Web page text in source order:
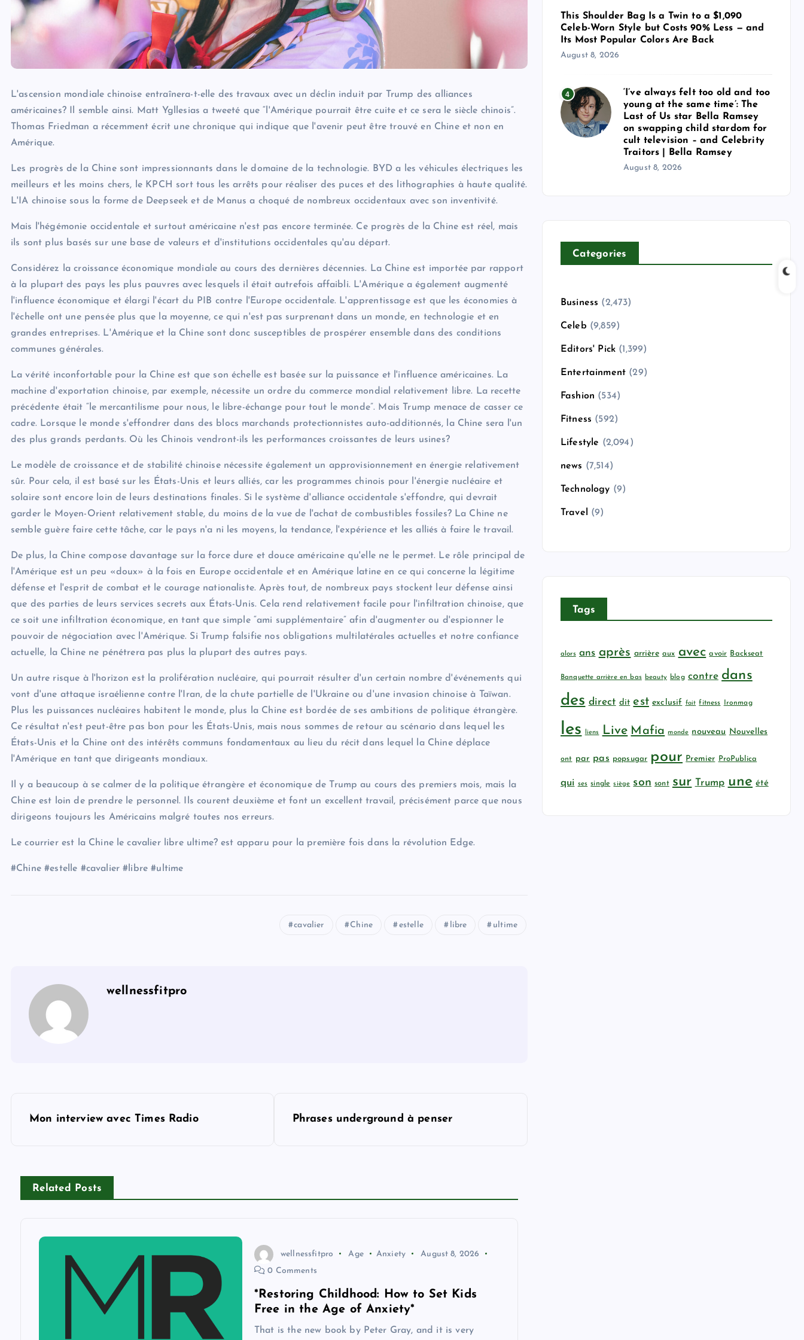
L'ascension mondiale chinoise entraînera-t-elle des travaux avec un déclin induit par Trump des alliances
américaines? Il semble ainsi. Matt Ygllesias a tweeté que “l'Amérique pourrait être cuite et ce sera le siècle chinois”.
Thomas Friedman a récemment écrit une chronique qui indique que l'avenir peut être trouvé en Chine et non en
Amérique.
Les progrès de la Chine sont impressionnants dans le domaine de la technologie. BYD a les véhicules électriques les
meilleurs et les moins chers, le KPCH sort tous les arrêts pour réaliser des puces et des lithographies à haute qualité.
L'IA chinoise sous la forme de Deepseek et de Manus a choqué de nombreux occidentaux avec son inventivité.
Mais l'hégémonie occidentale et surtout américaine n'est pas encore terminée. Ce progrès de la Chine est réel, mais
ils sont plus basés sur une base de valeurs et d'institutions occidentales qu'au départ.
Considérez la croissance économique mondiale au cours des dernières décennies. La Chine est importée par rapport
à la plupart des pays les plus pauvres avec lesquels il était autrefois affaibli. L'Amérique a également augmenté
l'influence économique et élargi l'écart du PIB contre l'Europe occidentale. L'apprentissage est que les économies à
l'échelle ont une pensée plus que la moyenne, ce qui n'est pas surprenant dans un monde, en technologie et en
grandes entreprises. L'Amérique et la Chine sont donc susceptibles de prospérer ensemble dans des conditions
communes générales.
La vérité inconfortable pour la Chine est que son échelle est basée sur la puissance et l'influence américaines. La
machine d'exportation chinoise, par exemple, nécessite un ordre du commerce mondial relativement libre. La recette
précédente était “le mercantilisme pour nous, le libre-échange pour tout le monde”. Mais Trump menace de casser ce
cadre. Lorsque le monde s'effondrer dans des blocs marchands protectionnistes auto-additionnés, la Chine sera l'un
des plus grands perdants. Où les Chinois vendront-ils les performances croissantes de leurs usines?
Le modèle de croissance et de stabilité chinoise nécessite également un approvisionnement en énergie relativement
sûr. Pour cela, il est basé sur les États-Unis et leurs alliés, car les programmes chinois pour l'énergie nucléaire et
solaire sont encore loin de leurs destinations finales. Si le système d'alliance occidentale s'effondre, qui devrait
garder le Moyen-Orient relativement stable, du moins de la vue de l'achat de combustibles fossiles? La Chine ne
semble guère faire cette tâche, car le pays n'a ni les moyens, la tendance, l'expérience et les alliés à faire le travail.
De plus, la Chine compose davantage sur la force dure et douce américaine qu'elle ne le permet. Le rôle principal de
l'Amérique est un peu «doux» à la fois en Europe occidentale et en Amérique latine en ce qui concerne la légitime
défense et l'esprit de combat et le courage nationaliste. Après tout, de nombreux pays stockent leur défense ainsi
que des parties de leurs services secrets aux États-Unis. Cela rend relativement facile pour l'infiltration chinoise, que
ce soit une infiltration économique, en tant que simple “ami supplémentaire” afin d'augmenter ou d'espionner le
pouvoir de négociation avec l'Amérique. Si Trump falsifie nos obligations multilatérales actuelles et notre confiance
actuelle, la Chine ne pénétrera pas plus la plupart des autres pays.
Un autre risque à l'horizon est la prolifération nucléaire, qui pourrait résulter d'un certain nombre d'événements qui
vont d'une attaque israélienne contre l'Iran, de la chute partielle de l'Ukraine ou d'une invasion chinoise à Taïwan.
Plus les puissances nucléaires habitent le monde, plus la Chine est bordée de ses ambitions de politique étrangère.
Ce résultat n'est peut-être pas bon pour les États-Unis, mais nous sommes de retour au scénario dans lequel les
États-Unis et la Chine ont des intérêts communs fondamentaux au lieu du récit dans lequel la Chine déplace
l'Amérique en tant que dirigeants mondiaux.
Il y a beaucoup à se calmer de la politique étrangère et économique de Trump au cours des premiers mois, mais la
Chine est loin de prendre le personnel. Ils courent deuxième et font un excellent travail, précisément parce que nous
dirigeons toujours les Américains malgré toutes nos erreurs.
Le courrier est la Chine le cavalier libre ultime? est apparu pour la première fois dans la révolution Edge.
#Chine #estelle #cavalier #libre #ultime
cavalier Chine estelle libre ultime
wellnessfitpro
s
t
Mon interview avec Times Radio Phrases underground à penser
Related Posts
wellnessfitpro Age Anxiety
August 8, 2026
0 Comments
*Restoring Childhood: How to Set Kids
Free in the Age of Anxiety*
That is the new book by Peter Gray, and it is very
This Shoulder Bag Is a Twin to a $1,090
Celeb-Worn Style but Costs 90% Less — and
Its Most Popular Colors Are Back
August 8, 2026
4
‘I’ve always felt too old and too
young at the same time’: The
Last of Us star Bella Ramsey
on swapping child stardom for
cult television – and Celebrity
Traitors | Bella Ramsey
August 8, 2026
Categories
Business (2,473)
Celeb (9,859)
Editors' Pick (1,399)
Entertainment (29)
Fashion (534)
Fitness (592)
Lifestyle (2,094)
news (7,514)
Technology (9)
Travel (9)
Tags
alors ans après arrière aux avec avoir Backseat
Banquette arrière en bas beauty blog contre dans
des direct dit est exclusif fait fitness Ironmag
les liens Live Mafia monde nouveau Nouvelles
ont par pas popsugar pour Premier ProPublica
qui ses single siège son sont sur Trump une été